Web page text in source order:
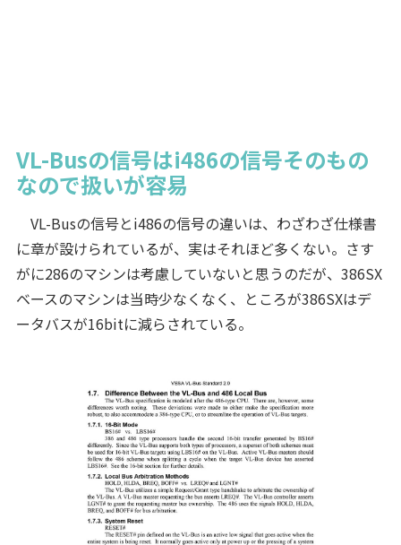
VL-Busの信号はi486の信号そのもの
なので扱いが容易
VL-Busの信号とi486の信号の違いは、わざわざ仕様書
に章が設けられているが、実はそれほど多くない。さす
がに286のマシンは考慮していないと思うのだが、386SX
ベースのマシンは当時少なくなく、ところが386SXはデ
ータバスが16bitに減らされている。